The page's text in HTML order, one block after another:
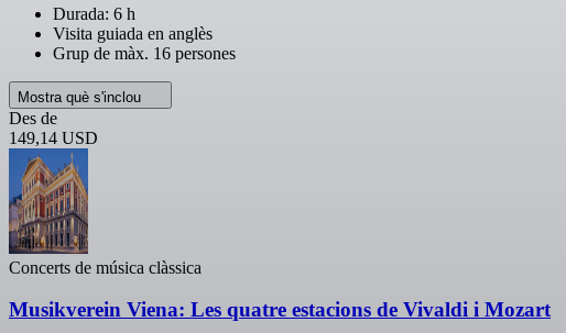
Durada: 6 h
Visita guiada en anglès
Grup de màx. 16 persones
Mostra què s'inclou
Des de
149,14 USD
Concerts de música clàssica
Musikverein Viena: Les quatre estacions de Vivaldi i Mozart